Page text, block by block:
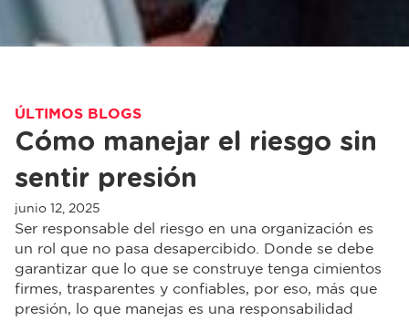
ÚLTIMOS BLOGS
Cómo manejar el riesgo sin
sentir presión
junio 12, 2025
Ser responsable del riesgo en una organización es
un rol que no pasa desapercibido. Donde se debe
garantizar que lo que se construye tenga cimientos
firmes, trasparentes y confiables, por eso, más que
presión, lo que manejas es una responsabilidad